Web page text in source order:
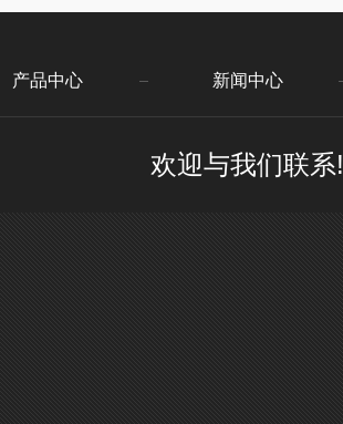
产品中心 新闻中心
欢迎与我们联系!